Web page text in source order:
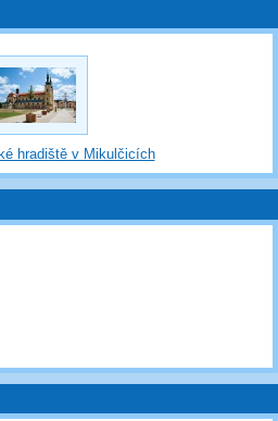
hradiště v Mikulčicích